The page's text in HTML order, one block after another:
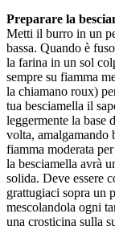
Preparare la
Metti il burro in un
bassa. Quando è
la farina in un sol
sempre su fiamma
la chiamano roux)
tua besciamella il
leggermente la base
volta, amalgamando
fiamma moderata
la besciamella avrà
solida. Deve essere
grattugiaci sopra un
mescolandola ogni
una crosticina sulla